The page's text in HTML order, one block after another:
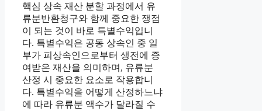
핵심 상속 재산 분할 과정에서 유
류분반환청구와 함께 중요한 쟁점
이 되는 것이 바로 특별수익입니
다. 특별수익은 공동 상속인 중 일
부가 피상속인으로부터 생전에 증
여받은 재산을 의미하며, 유류분
산정 시 중요한 요소로 작용합니
다. 특별수익을 어떻게 산정하느냐
에 따라 유류분 액수가 달라질 수